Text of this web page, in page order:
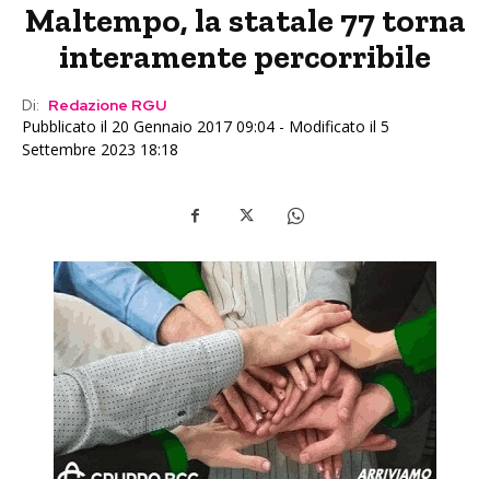
Maltempo, la statale 77 torna
interamente percorribile
Di: Redazione RGU
Pubblicato il 20 Gennaio 2017 09:04 - Modificato il 5
Settembre 2023 18:18